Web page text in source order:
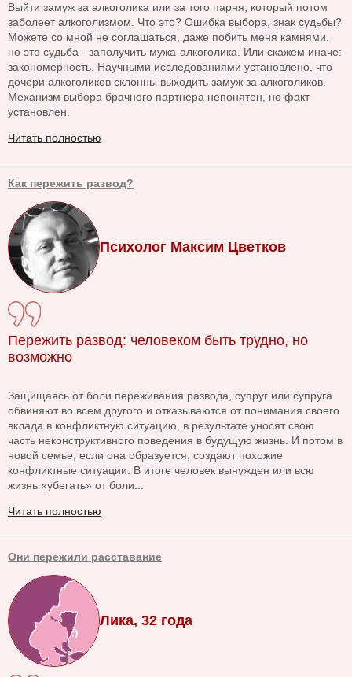
Выйти замуж за алкоголика или за того парня, который потом
заболеет алкоголизмом. Что это? Ошибка выбора, знак судьбы?
Можете со мной не соглашаться, даже побить меня камнями,
но это судьба - заполучить мужа-алкоголика. Или скажем иначе:
закономерность. Научными исследованиями установлено, что
дочери алкоголиков склонны выходить замуж за алкоголиков.
Механизм выбора брачного партнера непонятен, но факт
установлен.
Читать полностью
Как пережить развод?
Психолог Максим Цветков
Пережить развод: человеком быть трудно, но
возможно
Защищаясь от боли переживания развода, супруг или супруга
обвиняют во всем другого и отказываются от понимания своего
вклада в конфликтную ситуацию, в результате уносят свою
часть неконструктивного поведения в будущую жизнь. И потом в
новой семье, если она образуется, создают похожие
конфликтные ситуации. В итоге человек вынужден или всю
жизнь «убегать» от боли...
Читать полностью
Они пережили расставание
Лика, 32 года